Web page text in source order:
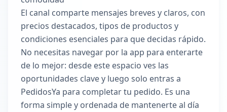
El canal comparte mensajes breves y claros, con
precios destacados, tipos de productos y
condiciones esenciales para que decidas rápido.
No necesitas navegar por la app para enterarte
de lo mejor: desde este espacio ves las
oportunidades clave y luego solo entras a
PedidosYa para completar tu pedido. Es una
forma simple y ordenada de mantenerte al día